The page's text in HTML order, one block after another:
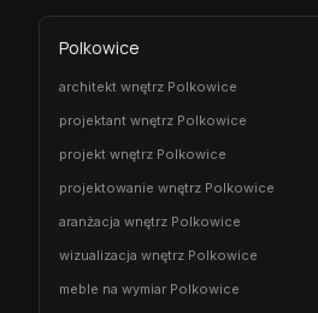
Polkowice
architekt wnętrz Polkowice
projektant wnętrz Polkowice
projekt wnętrz Polkowice
projektowanie wnętrz Polkowice
aranżacja wnętrz Polkowice
wizualizacja wnętrz Polkowice
meble na wymiar Polkowice